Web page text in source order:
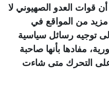
أن قوات العدو الصهيوني لا
من المواقع في
توجيه رسائل سياسية
مفادها بأنها صاحبة
على التحرك متى شاءت